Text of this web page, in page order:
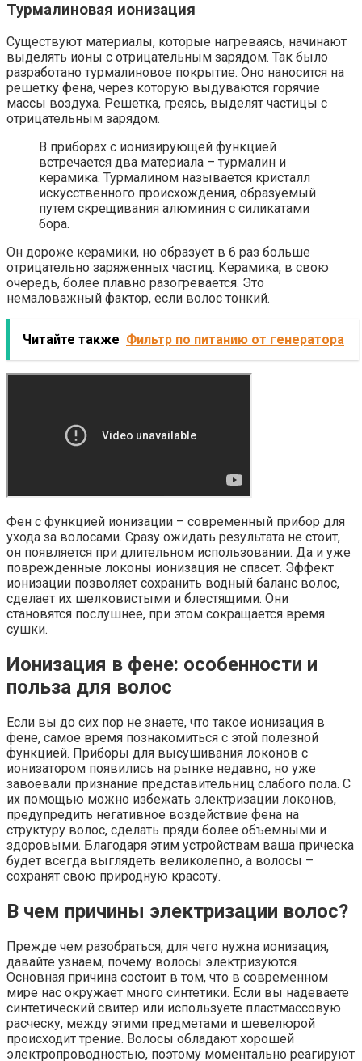
Турмалиновая ионизация
Существуют материалы, которые нагреваясь, начинают
выделять ионы с отрицательным зарядом. Так было
разработано турмалиновое покрытие. Оно наносится на
решетку фена, через которую выдуваются горячие
массы воздуха. Решетка, греясь, выделят частицы с
отрицательным зарядом.
В приборах с ионизирующей функцией
встречается два материала – турмалин и
керамика. Турмалином называется кристалл
искусственного происхождения, образуемый
путем скрещивания алюминия с силикатами
бора.
Он дороже керамики, но образует в 6 раз больше
отрицательно заряженных частиц. Керамика, в свою
очередь, более плавно разогревается. Это
немаловажный фактор, если волос тонкий.
Читайте также Фильтр по питанию от генератора
Фен с функцией ионизации – современный прибор для
ухода за волосами. Сразу ожидать результата не стоит,
он появляется при длительном использовании. Да и уже
поврежденные локоны ионизация не спасет. Эффект
ионизации позволяет сохранить водный баланс волос,
сделает их шелковистыми и блестящими. Они
становятся послушнее, при этом сокращается время
сушки.
Ионизация в фене: особенности и
польза для волос
Если вы до сих пор не знаете, что такое ионизация в
фене, самое время познакомиться с этой полезной
функцией. Приборы для высушивания локонов с
ионизатором появились на рынке недавно, но уже
завоевали признание представительниц слабого пола. С
их помощью можно избежать электризации локонов,
предупредить негативное воздействие фена на
структуру волос, сделать пряди более объемными и
здоровыми. Благодаря этим устройствам ваша прическа
будет всегда выглядеть великолепно, а волосы –
сохранят свою природную красоту.
В чем причины электризации волос?
Прежде чем разобраться, для чего нужна ионизация,
давайте узнаем, почему волосы электризуются.
Основная причина состоит в том, что в современном
мире нас окружает много синтетики. Если вы надеваете
синтетический свитер или используете пластмассовую
расческу, между этими предметами и шевелюрой
происходит трение. Волосы обладают хорошей
электропроводностью, поэтому моментально реагируют